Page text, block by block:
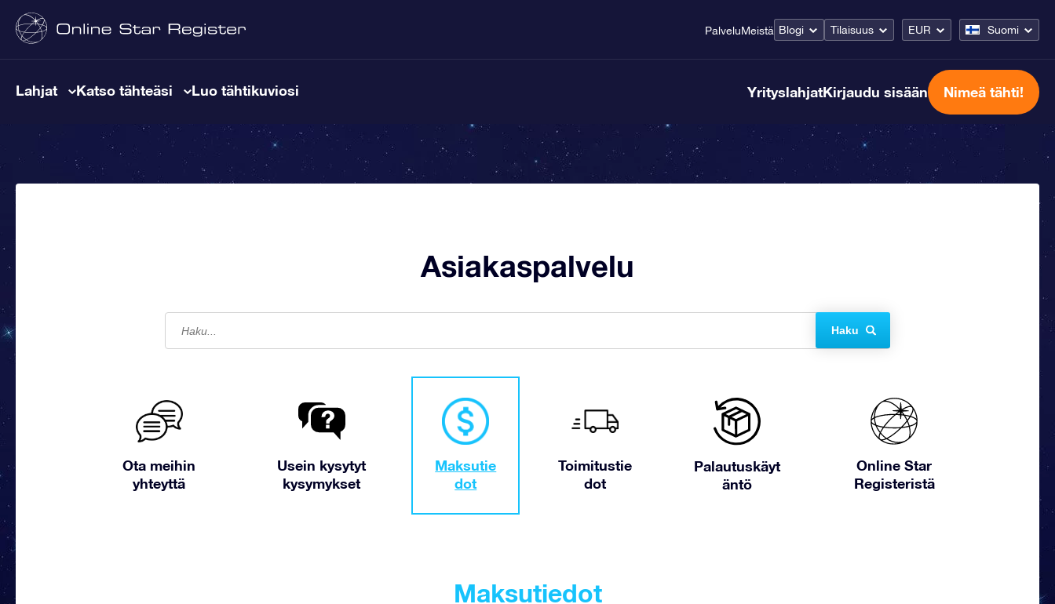
PalveluMeistä Blogi Tilaisuus EUR Suomi
Lahjat Katso tähteäsi Luo tähtikuviosi YrityslahjatKirjaudu sisään Nimeä tähti!
Asiakaspalvelu
Haku
Ota meihin
yhteyttä
Usein kysytyt
kysymykset
Maksutie
dot
Toimitustie
dot
Palautuskäyt
äntö
Online Star
Registeristä
Maksutiedot